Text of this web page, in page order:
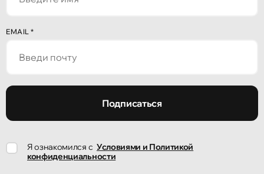
улица Ион Крянгэ, 78
EMAIL *
Подписаться
Я ознакомился с Условиями и Политикой
конфиденциальности